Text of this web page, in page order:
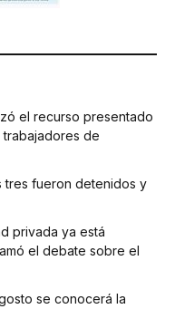
el recurso presentado
de
tres fueron detenidos y
privada ya está
el debate sobre el
se conocerá la